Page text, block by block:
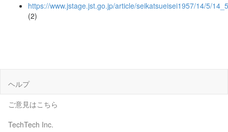
https://www.jstage.jst.go.jp/article/seikatsueisei1957/14/5/
(2)
ヘルプ
ご意見はこちら
TechTech Inc.